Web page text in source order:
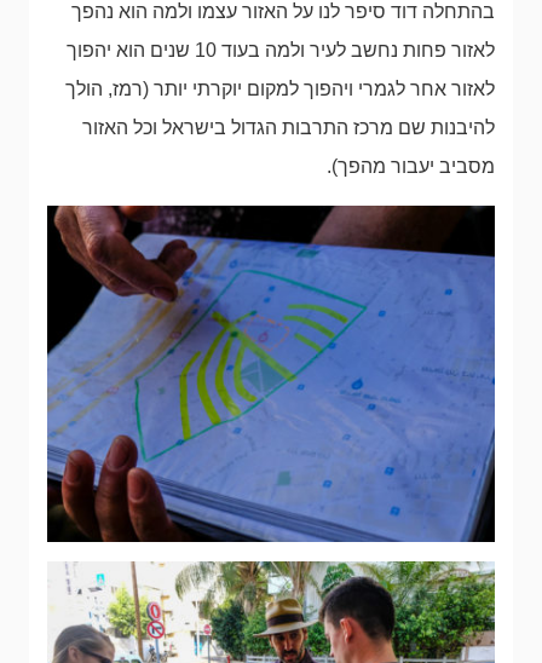
בהתחלה דוד סיפר לנו על האזור עצמו ולמה הוא נהפך
לאזור פחות נחשב לעיר ולמה בעוד 10 שנים הוא יהפוך
לאזור אחר לגמרי ויהפוך למקום יוקרתי יותר (רמז, הולך
להיבנות שם מרכז התרבות הגדול בישראל וכל האזור
מסביב יעבור מהפך).